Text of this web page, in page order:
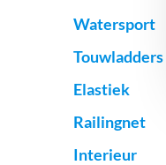
Watersport
Touwladders
Elastiek
Railingnet
Interieur